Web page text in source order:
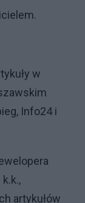
w
Info24 i
artykułów